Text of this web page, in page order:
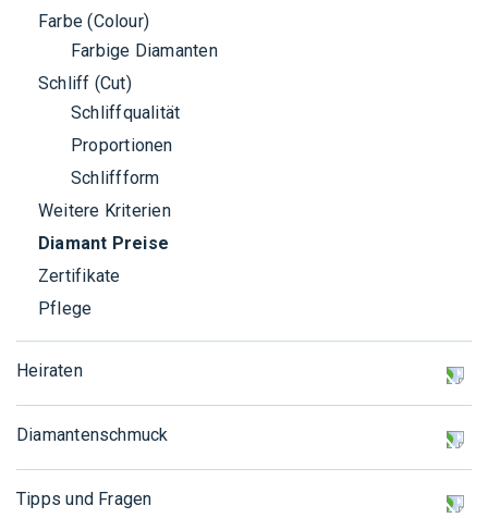
Farbe (Colour)
Farbige Diamanten
Schliff (Cut)
Schliffqualität
Proportionen
Schliffform
Weitere Kriterien
Diamant Preise
Zertifikate
Pflege
Heiraten
Verlobung
Diamantenschmuck
Warum Diamanten lose kaufen
Diamantschmuck Ideen
Tipps und Fragen